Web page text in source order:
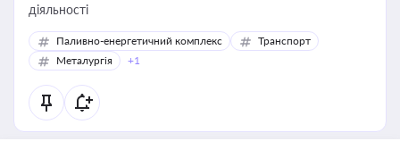
діяльності
Паливно-енергетичний комплекс
Транспорт
Металургія
+1